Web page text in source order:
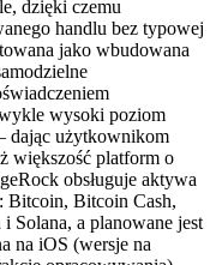
dzięki czemu
handlu bez typowej
jako wbudowana
wysoki poziom
dając użytkownikom
większość platform o
obsługuje aktywa
Bitcoin, Bitcoin Cash,
Solana, a planowane jest
na iOS (wersje na